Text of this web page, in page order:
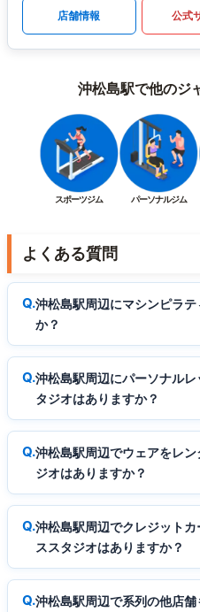
店舗情報 公式
沖松島駅で他のジ
スポーツジム パーソナルジム
よくある質問
沖松島駅周辺にマシンピラ
か？
沖松島駅周辺にパーソナル
タジオはありますか？
沖松島駅周辺でウェアをレ
ジオはありますか？
沖松島駅周辺でクレジット
ススタジオはありますか？
沖松島駅周辺で系列の他店